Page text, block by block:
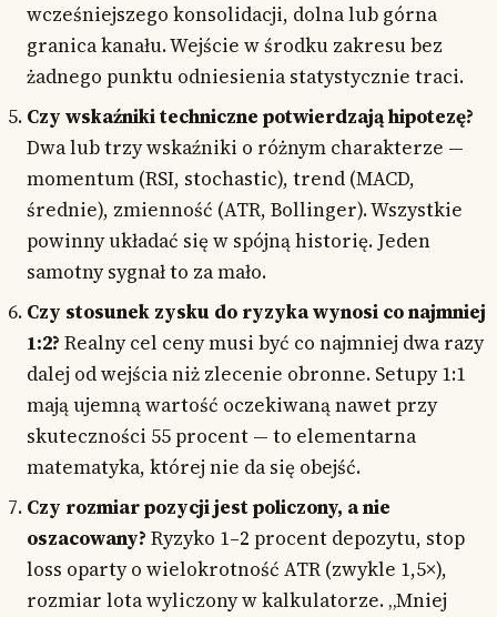
wcześniejszego konsolidacji, dolna lub górna
granica kanału. Wejście w środku zakresu bez
żadnego punktu odniesienia statystycznie traci.
Czy wskaźniki techniczne potwierdzają hipotezę?
Dwa lub trzy wskaźniki o różnym charakterze —
momentum (RSI, stochastic), trend (MACD,
średnie), zmienność (ATR, Bollinger). Wszystkie
powinny układać się w spójną historię. Jeden
samotny sygnał to za mało.
Czy stosunek zysku do ryzyka wynosi co najmniej
1:2? Realny cel ceny musi być co najmniej dwa razy
dalej od wejścia niż zlecenie obronne. Setupy 1:1
mają ujemną wartość oczekiwaną nawet przy
skuteczności 55 procent — to elementarna
matematyka, której nie da się obejść.
Czy rozmiar pozycji jest policzony, a nie
oszacowany? Ryzyko 1–2 procent depozytu, stop
loss oparty o wielokrotność ATR (zwykle 1,5×),
rozmiar lota wyliczony w kalkulatorze. „Mniej